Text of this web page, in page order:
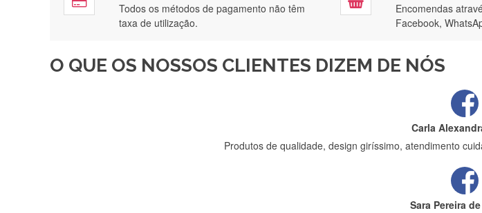
Todos os métodos de pagamento não têm
taxa de utilização.
Encomendas
Facebook,
O QUE OS NOSSOS CLIENTES DIZEM DE NÓS
Recebi a minha encomenda, rápida entrega e vinha muito bem
Carla
Produtos de qualidade, design giríssimo, atendimento
Sara Pereira